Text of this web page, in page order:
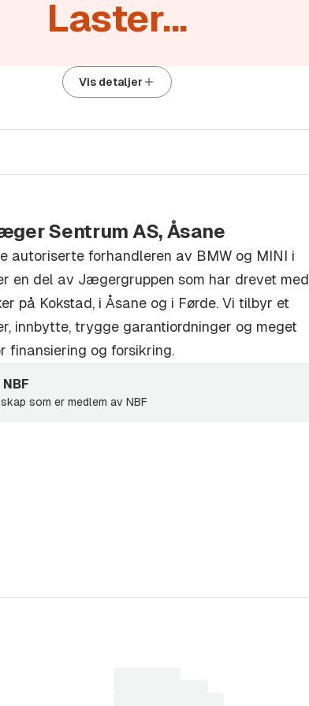
er vesentlig for kjøper anmoder vi å
Laster...
Vis detaljer
Sentrum AS, Åsane
autoriserte forhandleren av BMW og MINI i
en del av Jægergruppen som har drevet med
på Kokstad, i Åsane og i Førde. Vi tilbyr et
innbytte, trygge garantiordninger og meget
finansiering og forsikring.
som er medlem av NBF